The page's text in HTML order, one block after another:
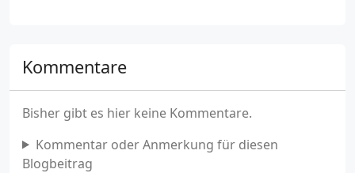
Kommentare
Bisher gibt es hier keine Kommentare.
Kommentar oder Anmerkung für diesen
Blogbeitrag